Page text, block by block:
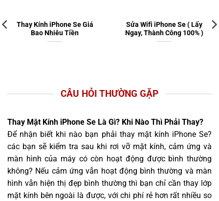
Thay Kính iPhone Se Giá
Bao Nhiêu Tiền
Sửa Wifi iPhone Se ( Lấy
Ngay, Thành Công 100% )
CÂU HỎI THƯỜNG GẶP
Thay Mặt Kính iPhone Se Là Gì? Khi Nào Thì Phải Thay?
Để nhận biết khi nào bạn phải thay mặt kính iPhone Se?
các bạn sẽ kiểm tra sau khi rơi vỡ mặt kính, cảm ứng và
màn hình của máy có còn hoạt động được bình thường
không? Nếu cảm ứng vẫn hoạt động bình thường và màn
hình vẫn hiện thị đẹp bình thường thì bạn chỉ cần thay lớp
mặt kính bên ngoài là được, với chi phí rẻ hơn rất nhiều so